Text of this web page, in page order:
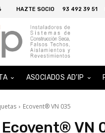
HAZTE SOCIO 93 492 39 51
ASOCIADOS AD’IP
Ecovent® VN 035
Ecovent® VN